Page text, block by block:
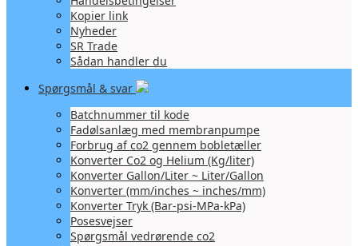
Kopier link
Nyheder
SR Trade
Sådan handler du
Spørgsmål & svar
Batchnummer til kode
Fadølsanlæg med membranpumpe
Forbrug af co2 gennem bobletæller
Konverter Co2 og Helium (Kg/liter)
Konverter Gallon/Liter ~ Liter/Gallon
Konverter (mm/inches ~ inches/mm)
Konverter Tryk (Bar-psi-MPa-kPa)
Posesvejser
Spørgsmål vedrørende co2